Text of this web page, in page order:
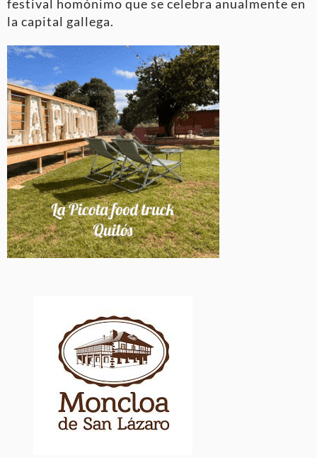
festival homónimo que se celebra anualmente en
la capital gallega.